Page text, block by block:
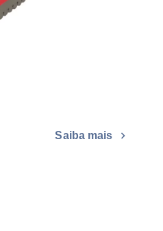
Saiba mais